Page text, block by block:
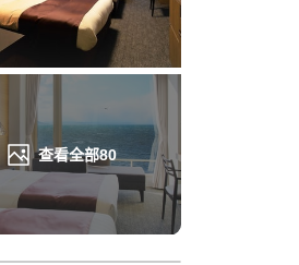
查看全部80